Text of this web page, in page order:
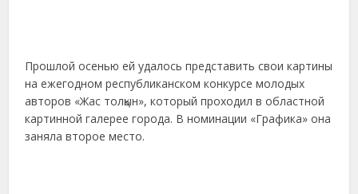
Прошлой осенью ей удалось представить свои картины
на ежегодном республиканском конкурсе молодых
авторов «Жас толқын», который проходил в областной
картинной галерее города. В номинации «Графика» она
заняла второе место.